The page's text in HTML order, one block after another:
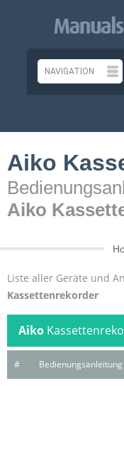
Aiko
Aiko
Liste aller Geräte und
Kassettenrekorder
Aiko
# Bedienungsanleitung